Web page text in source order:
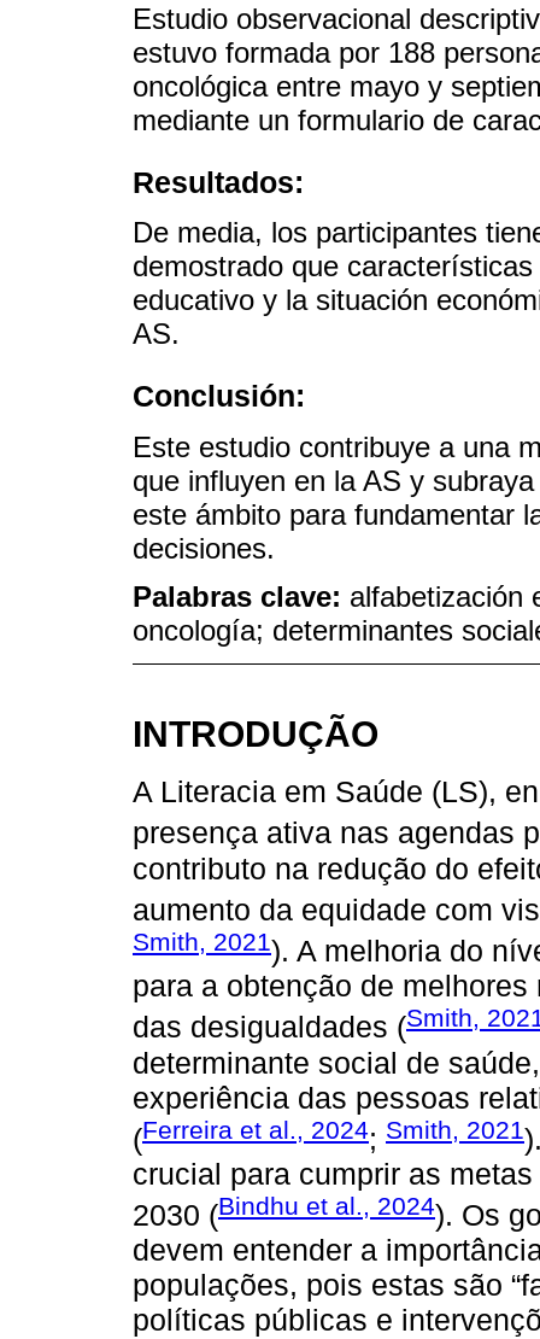
Estudio observacional
estuvo formada por 188
oncológica entre mayo y
mediante un formulario de
Resultados:
De media, los participantes
demostrado que
educativo y la situación
AS.
Conclusión:
Este estudio contribuye a una
que influyen en la AS y
este ámbito para fundamentar
decisiones.
Palabras clave: alfabetización
oncología; determinantes
INTRODUÇÃO
A Literacia em Saúde (LS),
presença ativa nas agendas
contributo na redução do
aumento da equidade com
Smith, 2021). A melhoria do
para a obtenção de
das desigualdades (Smith,
determinante social de
experiência das pessoas
(Ferreira et al., 2024; Smith, 2021
crucial para cumprir as
2030 (Bindhu et al., 2024). Os
devem entender a
populações, pois estas são
políticas públicas e